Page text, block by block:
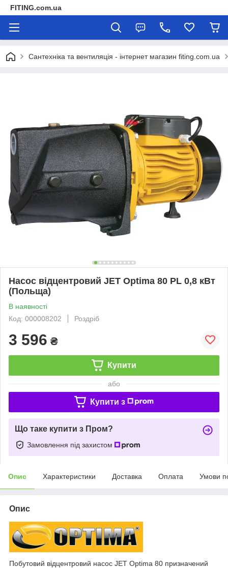
FITING.com.ua
Сантехніка та вентиляція - інтернет магазин fiting.com.ua
Насос відцентровий JET Optima 80 PL 0,8 кВт
(Польща)
В наявності
Код: 000008202
Роздріб
3 596 ₴
Купити
або
Купити з
Що таке купити з Пром?
Замовлення під захистом
Опис Характеристики Доставка Оплата Умови
Опис
Побутовий відцентровий насос JET Optima 80 призначений